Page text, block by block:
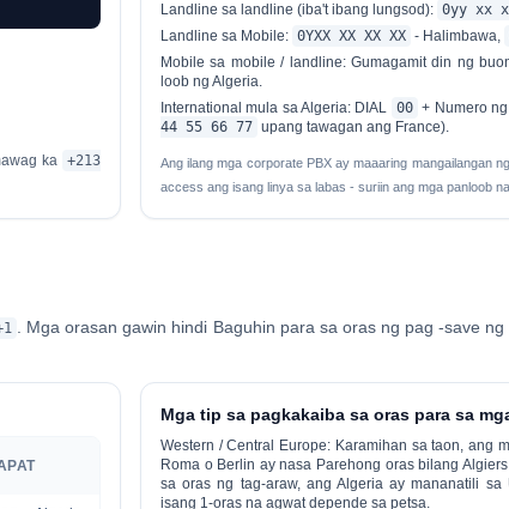
ka +213
Landline sa landline (iba't ibang lungsod): 0yy xx
Landline sa Mobile: 0YXX XX XX XX - Halimbawa,
Mobile sa mobile / landline:Gumagamit din ng
loob ng Algeria.
International mula sa Algeria: DIAL 00 + Numero
44 55 66 77 upang tawagan ang France).
Ang ilang mga corporate PBX ay maaaring mangailangan
access ang isang linya sa labas - suriin ang mga panloob
. Mga orasan gawin hindi Baguhin para sa oras ng pag -save
Mga tip sa pagkakaiba sa oras para sa
Western / Central Europe: Karamihan sa taon, ang
Roma o Berlin ay nasa Parehong orasbilang Algiers
sa oras ng tag-araw, ang Algeria ay mananatili sa
isang 1-oras na agwat depende sa petsa.